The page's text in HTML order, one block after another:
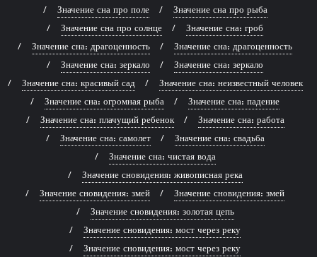
Значение сна про поле
Значение сна про рыба
Значение сна про солнце
Значение сна: гроб
Значение сна: драгоценность
Значение сна: драгоценность
Значение сна: зеркало
Значение сна: зеркало
Значение сна: красивый сад
Значение сна: неизвестный человек
Значение сна: огромная рыба
Значение сна: падение
Значение сна: плачущий ребенок
Значение сна: работа
Значение сна: самолет
Значение сна: свадьба
Значение сна: чистая вода
Значение сновидения: живописная река
Значение сновидения: змей
Значение сновидения: змей
Значение сновидения: золотая цепь
Значение сновидения: мост через реку
Значение сновидения: мост через реку